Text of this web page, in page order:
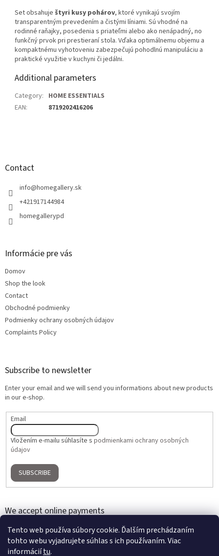
Tento web používa súbory cookie. Ďalším prechádzaním
tohto webu vyjadrujete súhlas s ich používaním. Viac
informáciítu.
Set obsahuje štyri kusy pohárov, ktoré vynikajú svojím
transparentným prevedením a čistými líniami. Sú vhodné na
rodinné raňajky, posedenia s priateľmi alebo ako nenápadný, no
funkčný prvok pri prestieraní stola. Vďaka optimálnemu objemu a
kompaktnému vyhotoveniu zabezpečujú pohodlnú manipuláciu a
praktické využitie v kuchyni či jedálni.
Additional parameters
Category: HOME ESSENTIALS
EAN: 8719202416206
Contact
info@homegallery.sk
+421917144984
homegallerypd
Informácie pre vás
Domov
Shop the look
Contact
Obchodné podmienky
Podmienky ochrany osobných údajov
Complaints Policy
Subscribe to newsletter
Enter your email and we will send you informations about new products
in our e-shop.
Email
Vložením e-mailu súhlasíte s podmienkami ochrany osobných
údajov
SUBSCRIBE
We accept online payments